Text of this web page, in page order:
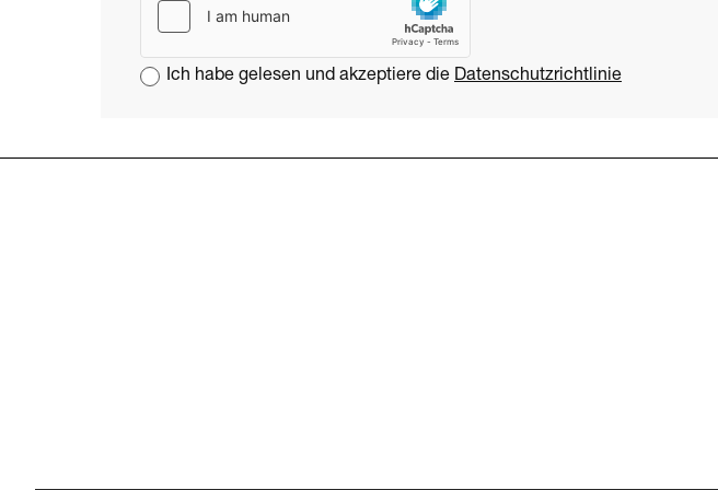
Ich habe gelesen und akzeptiere die Datenschutzrichtlinie